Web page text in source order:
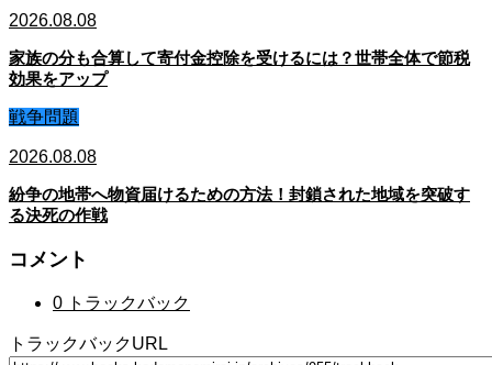
2026.08.08
家族の分も合算して寄付金控除を受けるには？世帯全体で節税
効果をアップ
戦争問題
2026.08.08
紛争の地帯へ物資届けるための方法！封鎖された地域を突破す
る決死の作戦
コメント
0 トラックバック
トラックバックURL